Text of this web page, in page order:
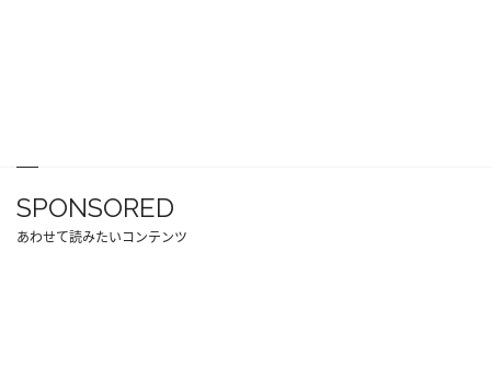
SPONSORED
あわせて読みたいコンテンツ